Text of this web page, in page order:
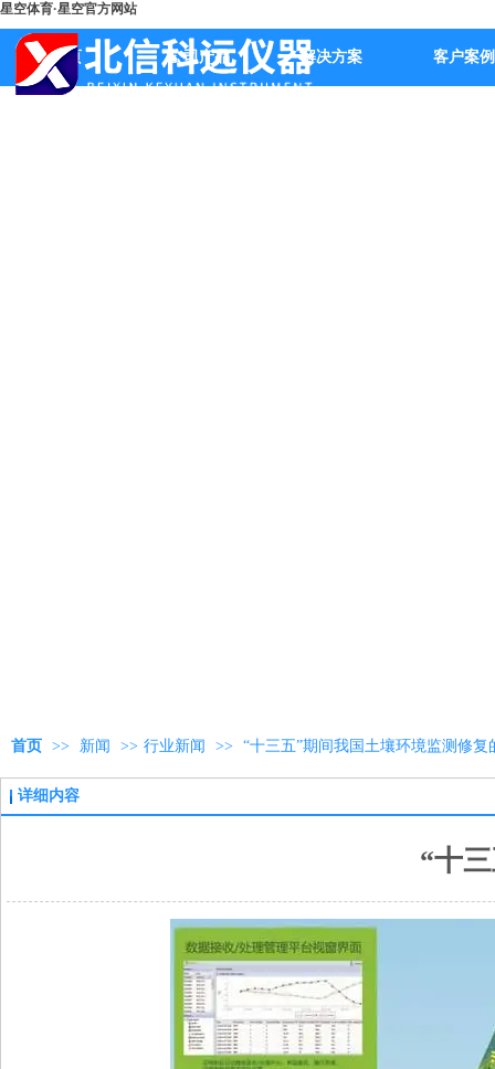
星空体育·星空官方网站
首页 公司产品 解决方案 客户案例
首页 >> 新闻 >> 行业新闻 >> “十三五”期间我国土壤环境监测修复
详细内容
“十